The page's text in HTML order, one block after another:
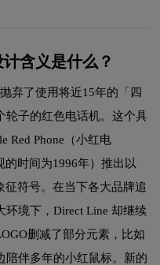
含义是什么？
弃了使用将近15年的「四
轮子的红色电话机。这个具
Red Phone（小红电
时间为1996年）推出以
征符号。在当下各大品牌追
环境下，Direct Line 却继续
删减了部分元素，比如
陪伴多年的小红鼠标。新的